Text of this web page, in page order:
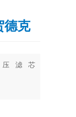
德克
压滤芯
简单，体